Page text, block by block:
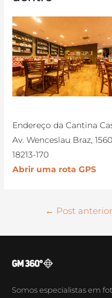
Endereço da Cantina
Av. Wenceslau Braz,
18213-170
Abrir uma rota GPS
← Post anterior
Somos especialistas em